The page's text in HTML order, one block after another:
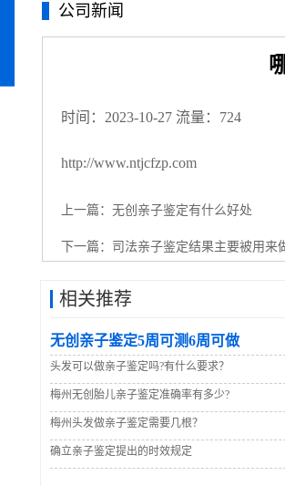
公司新闻
时间：2023-10-27 流量：724
http://www.ntjcfzp.com
上一篇： 无创亲子鉴定有什么好处
下一篇： 司法亲子鉴定结果主要被用来
相关推荐
无创亲子鉴定5周可测6周可做
头发可以做亲子鉴定吗?有什么要求？
梅州无创胎儿亲子鉴定准确率有多少?
梅州头发做亲子鉴定需要几根？
确立亲子鉴定提出的时效规定